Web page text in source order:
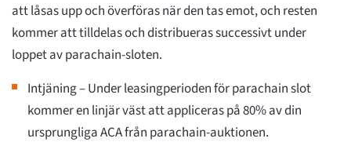
att låsas upp och överföras när den tas emot, och resten
kommer att tilldelas och distribueras successivt under
loppet av parachain-sloten.
Intjäning – Under leasingperioden för parachain slot
kommer en linjär väst att appliceras på 80% av din
ursprungliga ACA från parachain-auktionen.